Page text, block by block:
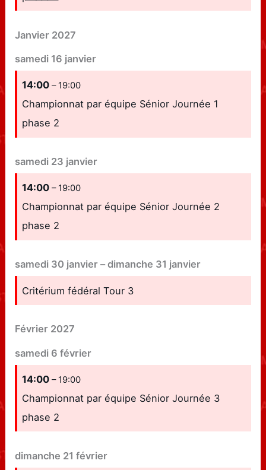
Janvier 2027
samedi 16 janvier
14:00– 19:00
Championnat par équipe Sénior Journée 1
phase 2
samedi 23 janvier
14:00– 19:00
Championnat par équipe Sénior Journée 2
phase 2
samedi 30 janvier –dimanche 31 janvier
Critérium fédéral Tour 3
Février 2027
samedi 6 février
14:00– 19:00
Championnat par équipe Sénior Journée 3
phase 2
dimanche 21 février